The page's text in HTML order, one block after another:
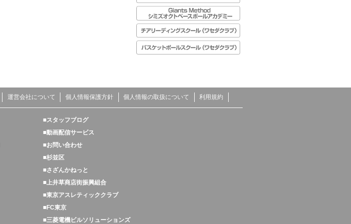
運営会社について 個人情報保護方針 個人情報の取扱について 利用規約
■スタッフブログ
■動画配信サービス
■お問い合わせ
■杉並区
■さざんかねっと
■上井草商店街振興組合
■東京アスレティッククラブ
■FC東京
■三菱電機ビルソリューションズ